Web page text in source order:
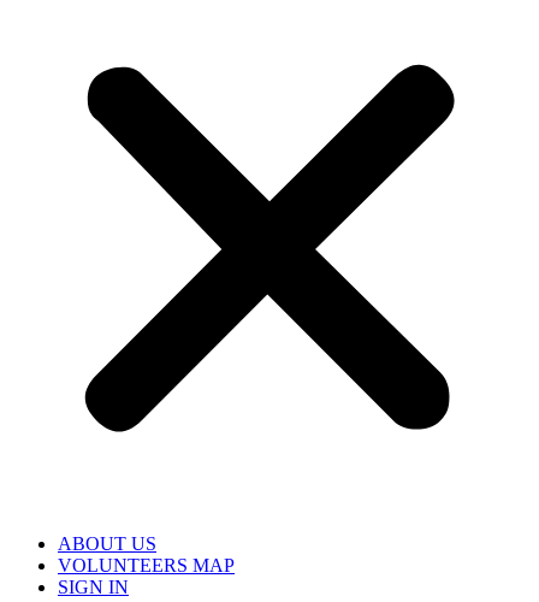
ABOUT US
VOLUNTEERS MAP
SIGN IN